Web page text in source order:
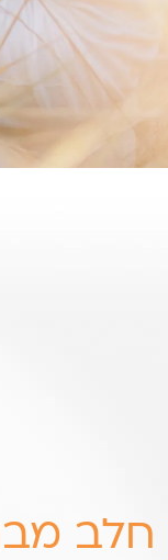
חלב